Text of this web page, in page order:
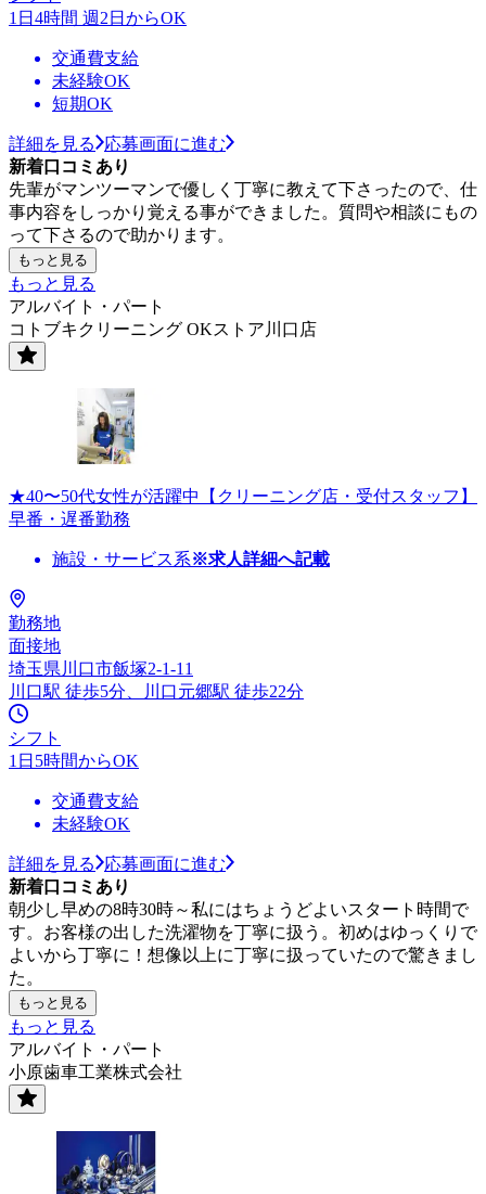
1日4時間 週2日からOK
交通費支給
未経験OK
短期OK
詳細を見る
応募画面に進む
新着口コミあり
先輩がマンツーマンで優しく丁寧に教えて下さったので、仕
事内容をしっかり覚える事ができました。質問や相談にもの
って下さるので助かります。
もっと見る
もっと見る
アルバイト・パート
コトブキクリーニング OKストア川口店
★40〜50代女性が活躍中【クリーニング店・受付スタッフ】
早番・遅番勤務
施設・サービス系※求人詳細へ記載
勤務地
面接地
埼玉県川口市飯塚2-1-11
川口駅 徒歩5分、川口元郷駅 徒歩22分
シフト
1日5時間からOK
交通費支給
未経験OK
詳細を見る
応募画面に進む
新着口コミあり
朝少し早めの8時30時～私にはちょうどよいスタート時間で
す。お客様の出した洗濯物を丁寧に扱う。初めはゆっくりで
よいから丁寧に！想像以上に丁寧に扱っていたので驚きまし
た。
もっと見る
もっと見る
アルバイト・パート
小原歯車工業株式会社